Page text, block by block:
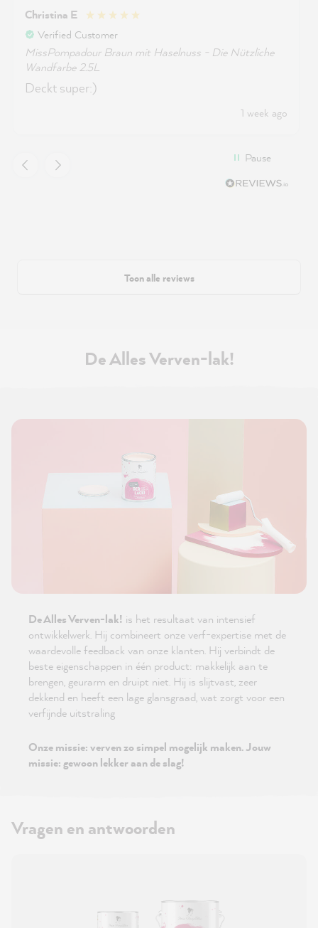
Christina E
Verified Customer
MissPompadour Braun mit Haselnuss - Die Nützliche
Wandfarbe 2.5L
Deckt super:)
1 week ago
Pause
Toon alle reviews
De Alles Verven-lak!
De Alles Verven-lak! is het resultaat van intensief
ontwikkelwerk. Hij combineert onze verf-expertise met de
waardevolle feedback van onze klanten. Hij verbindt de
beste eigenschappen in één product: makkelijk aan te
brengen, geurarm en druipt niet. Hij is slijtvast, zeer
dekkend en heeft een lage glansgraad, wat zorgt voor een
verfijnde uitstraling
Onze missie: verven zo simpel mogelijk maken. Jouw
missie: gewoon lekker aan de slag!
Vragen en antwoorden